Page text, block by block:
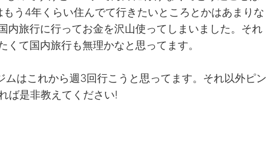
う4年くらい住んでて行きたいところとかはあまりな
内旅行に行ってお金を沢山使ってしまいました。それ
て国内旅行も無理かなと思ってます。
ムはこれから週3回行こうと思ってます。それ以外ピン
ば是非教えてください!